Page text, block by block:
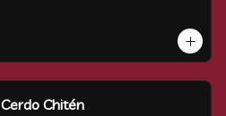
Cerdo Chitén